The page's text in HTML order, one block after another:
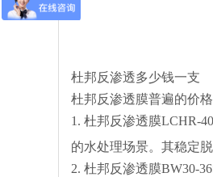
杜邦反渗透多少钱一支
杜邦反渗透膜普遍的价
1. 杜邦反渗透膜LCHR-
的水处理场景。其稳定
2. 杜邦反渗透膜BW30-